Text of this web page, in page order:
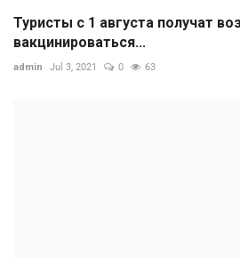
Туристы с 1 августа получат
вакцинироваться...
admin Jul 3, 2021 0 63